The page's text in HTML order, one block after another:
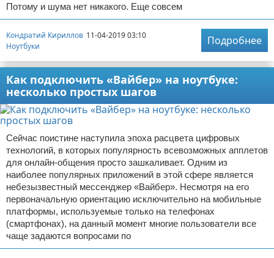
Потому и шума нет никакого. Еще совсем
Кондратий Кириллов 11-04-2019 03:10
Ноутбуки
Подробнее
Как подключить «Вайбер» на ноутбуке:
несколько простых шагов
Сейчас поистине наступила эпоха расцвета цифровых
технологий, в которых популярность всевозможных апплетов
для онлайн-общения просто зашкаливает. Одним из
наиболее популярных приложений в этой сфере является
небезызвестный мессенджер «Вайбер». Несмотря на его
первоначальную ориентацию исключительно на мобильные
платформы, используемые только на телефонах
(смартфонах), на данный момент многие пользователи все
чаще задаются вопросами по